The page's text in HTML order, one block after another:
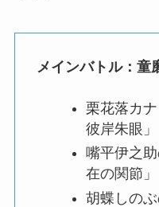
メインバトル：童
栗花落カ
彼岸朱眼」
嘴平伊之
在の関節」
胡蝶しの